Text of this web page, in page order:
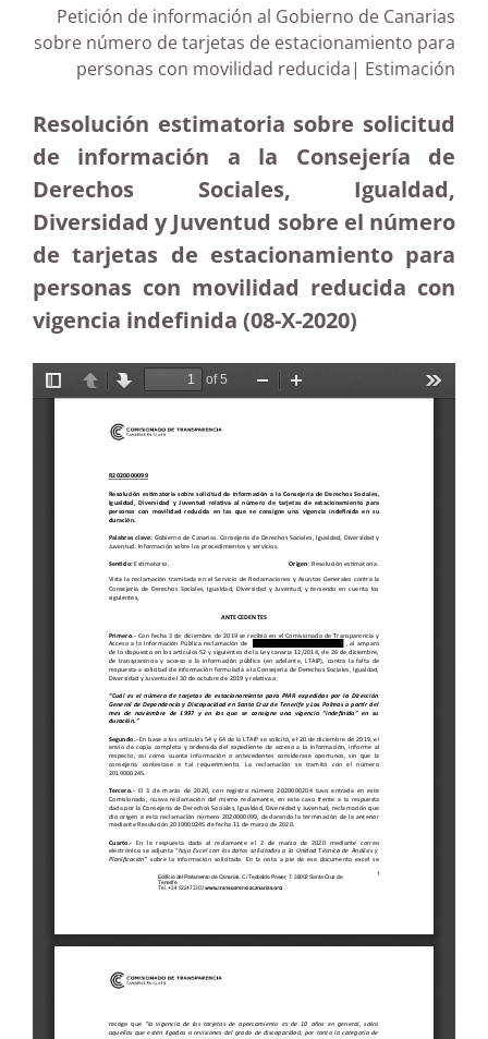
Petición de información al Gobierno de Canarias
sobre número de tarjetas de estacionamiento para
personas con movilidad reducida| Estimación
Resolución estimatoria sobre solicitud
de información a la Consejería de
Derechos Sociales, Igualdad,
Diversidad y Juventud sobre el número
de tarjetas de estacionamiento para
personas con movilidad reducida con
vigencia indefinida (08-X-2020)